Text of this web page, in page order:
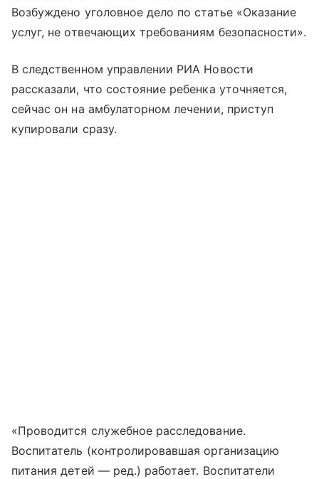
Возбуждено уголовное дело по статье «Оказание
услуг, не отвечающих требованиям безопасности».
В следственном управлении РИА Новости
рассказали, что состояние ребенка уточняется,
сейчас он на амбулаторном лечении, приступ
купировали сразу.
«Проводится служебное расследование.
Воспитатель (контролировавшая организацию
питания детей — ред.) работает. Воспитатели